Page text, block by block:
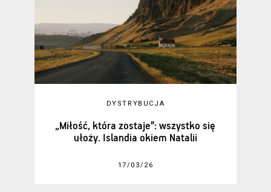
DYSTRYBUCJA
„Miłość, która zostaje”: wszystko się
ułoży. Islandia okiem Natalii
17/03/26